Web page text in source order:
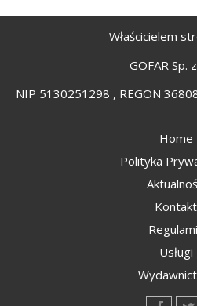
Właścicielem
GOFAR Sp.
NIP 5130251298 , REGON
Home
Polityka
Kontakt
Usługi